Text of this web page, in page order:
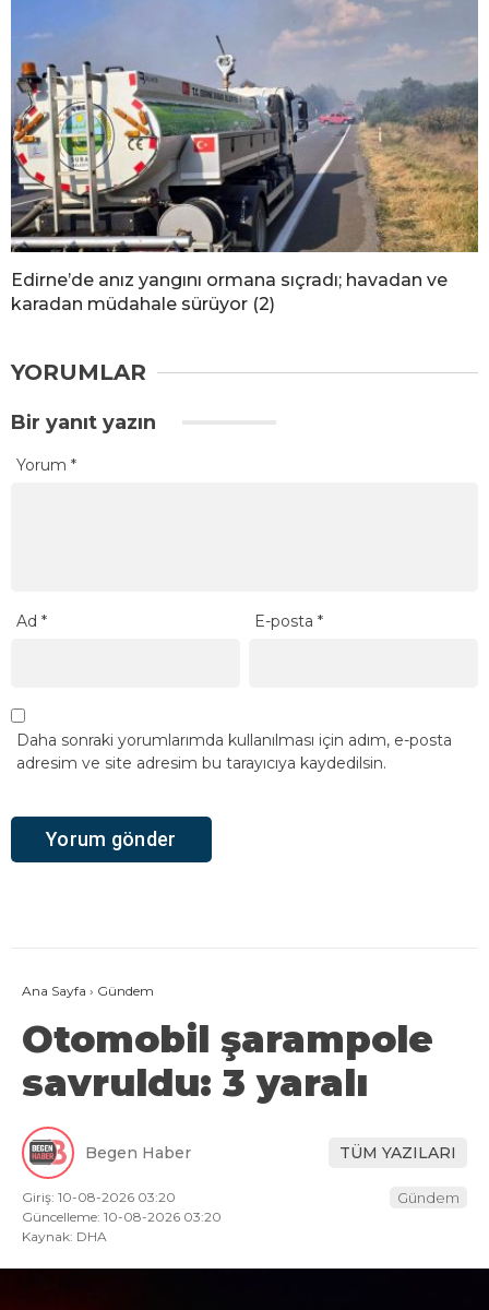
Edirne’de anız yangını ormana sıçradı; havadan ve
karadan müdahale sürüyor (2)
YORUMLAR
Bir yanıt yazın
Yorum *
Ad * E-posta*
Daha sonraki yorumlarımda kullanılması için adım, e-posta
adresim ve site adresim bu tarayıcıya kaydedilsin.
Ana Sayfa › Gündem
Otomobil şarampole
savruldu: 3 yaralı
Begen Haber TÜM YAZILARI
Giriş: 10-08-2026 03:20
Güncelleme: 10-08-2026 03:20
Kaynak: DHA
Gündem